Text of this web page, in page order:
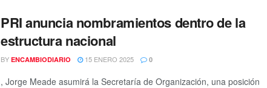
PRI anuncia nombramientos dentro de la
estructura nacional
BY ENCAMBIODIARIO 15 ENERO 2025 0
, Jorge Meade asumirá la Secretaría de Organización, una posición